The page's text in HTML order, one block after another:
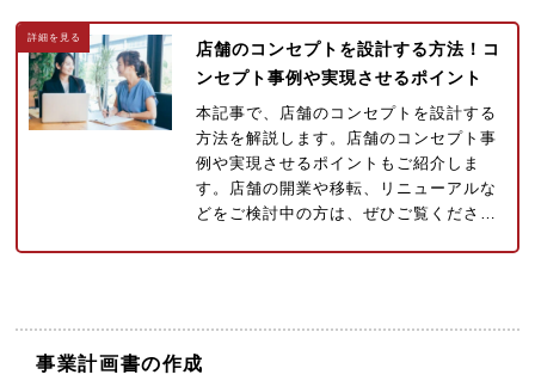
店舗のコンセプトを設計する方法！コ
ンセプト事例や実現させるポイント
本記事で、店舗のコンセプトを設計する
方法を解説します。店舗のコンセプト事
例や実現させるポイントもご紹介しま
す。店舗の開業や移転、リニューアルな
どをご検討中の方は、ぜひご覧くださ…
事業計画書の作成